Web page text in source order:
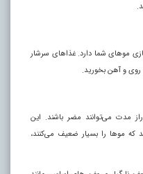
.
مو‌های شما دارد. غذا‌های سرشار
روی و آهن بخورید.
مدت می‌توانند مضر باشند. این
مو‌ها را بسیار ضعیف می‌کنند،